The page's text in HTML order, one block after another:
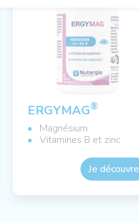
ERGYMAG®
Magnésium
Vitamines B et zinc
Je découvre